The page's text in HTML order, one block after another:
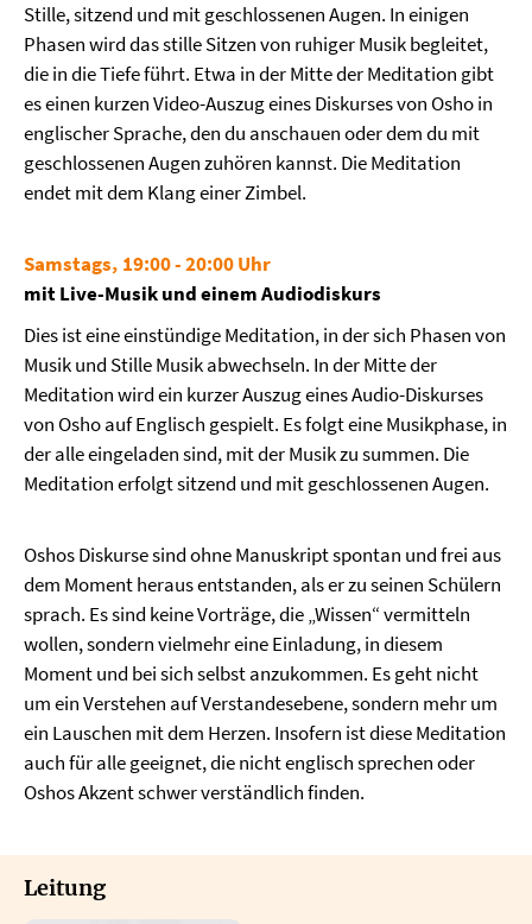
Stille, sitzend und mit geschlossenen Augen. In einigen
Phasen wird das stille Sitzen von ruhiger Musik begleitet,
die in die Tiefe führt. Etwa in der Mitte der Meditation gibt
es einen kurzen Video-Auszug eines Diskurses von Osho in
englischer Sprache, den du anschauen oder dem du mit
geschlossenen Augen zuhören kannst. Die Meditation
endet mit dem Klang einer Zimbel.
Samstags, 19:00 - 20:00 Uhr
mit Live-Musik und einem Audiodiskurs
Dies ist eine einstündige Meditation, in der sich Phasen von
Musik und Stille Musik abwechseln. In der Mitte der
Meditation wird ein kurzer Auszug eines Audio-Diskurses
von Osho auf Englisch gespielt. Es folgt eine Musikphase, in
der alle eingeladen sind, mit der Musik zu summen. Die
Meditation erfolgt sitzend und mit geschlossenen Augen.
Oshos Diskurse sind ohne Manuskript spontan und frei aus
dem Moment heraus entstanden, als er zu seinen Schülern
sprach. Es sind keine Vorträge, die „Wissen“ vermitteln
wollen, sondern vielmehr eine Einladung, in diesem
Moment und bei sich selbst anzukommen. Es geht nicht
um ein Verstehen auf Verstandesebene, sondern mehr um
ein Lauschen mit dem Herzen. Insofern ist diese Meditation
auch für alle geeignet, die nicht englisch sprechen oder
Oshos Akzent schwer verständlich finden.
Leitung